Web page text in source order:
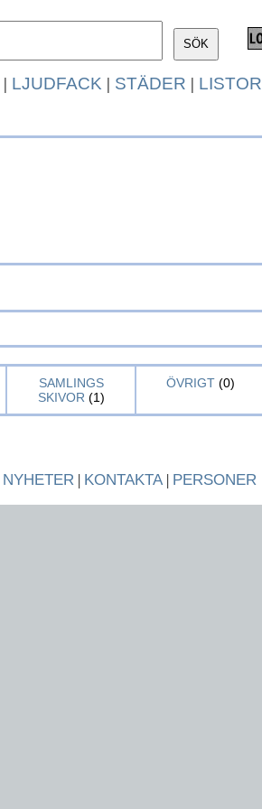
| LJUDFACK | STÄDER | LISTOR
SAMLINGS
SKIVOR (1)
ÖVRIGT(0)
NYHETER| KONTAKTA| PERSONER